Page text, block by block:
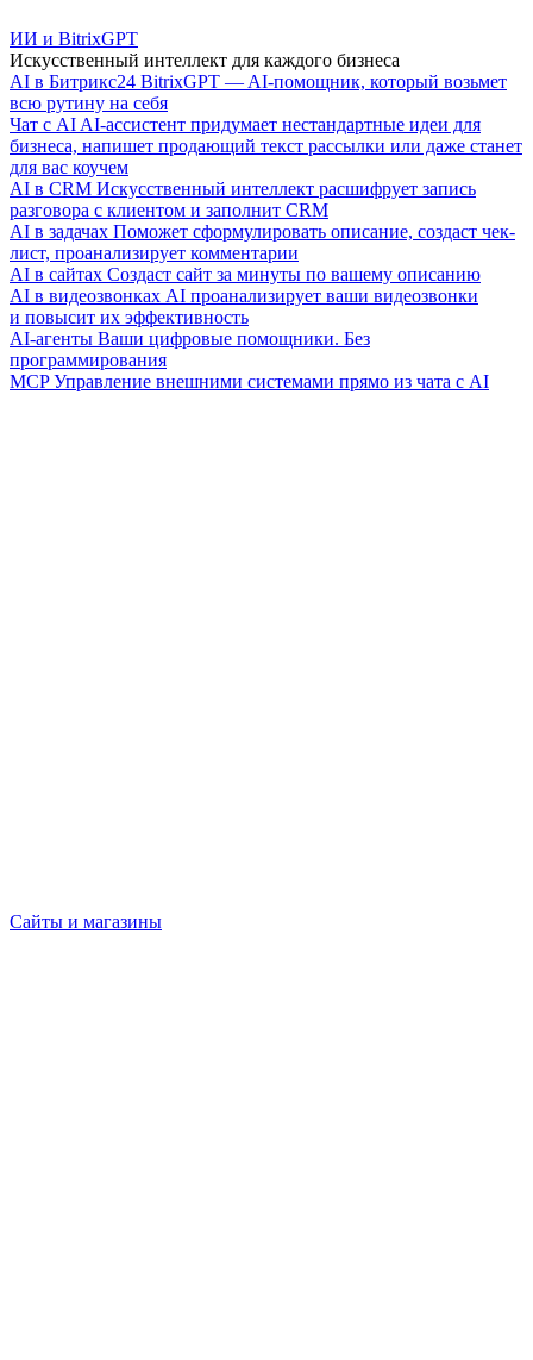
ИИ и BitrixGPT
Искусственный интеллект для каждого бизнеса
AI в Битрикс24 BitrixGPT — AI-помощник, который возьмет
всю рутину на себя
Чат с AI AI-ассистент придумает нестандартные идеи для
бизнеса, напишет продающий текст рассылки или даже станет
для вас коучем
AI в CRM Искусственный интеллект расшифрует запись
разговора с клиентом и заполнит CRM
AI в задачах Поможет сформулировать описание, создаст чек-
лист, проанализирует комментарии
AI в сайтах Создаст сайт за минуты по вашему описанию
AI в видеозвонках AI проанализирует ваши видеозвонки
и повысит их эффективность
AI-агенты Ваши цифровые помощники. Без
программирования
MCP Управление внешними системами прямо из чата с AI
Сайты и магазины